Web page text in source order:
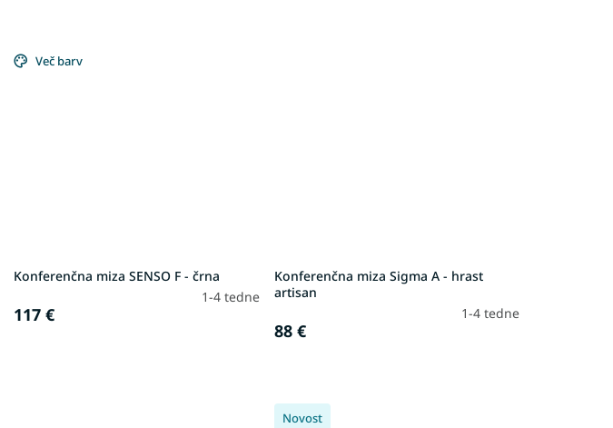
Več barv
Konferenčna miza SENSO F - črna
1-4 tedne
117 €
Konferenčna miza Sigma A - hrast
artisan
1-4 tedne
88 €
Novost